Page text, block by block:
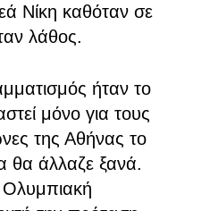
Νίκη καθόταν σε
λάθος.
ήταν το
μόνο για τους
της Αθήνας το
θα άλλαζε ξανά.